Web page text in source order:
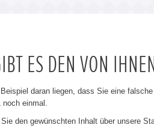
ES DEN VON
daran liegen, dass Sie eine
noch einmal.
den gewünschten Inhalt über unsere